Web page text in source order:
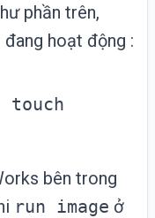
phần trên,
hoạt động :
touch
bên trong
run image ở